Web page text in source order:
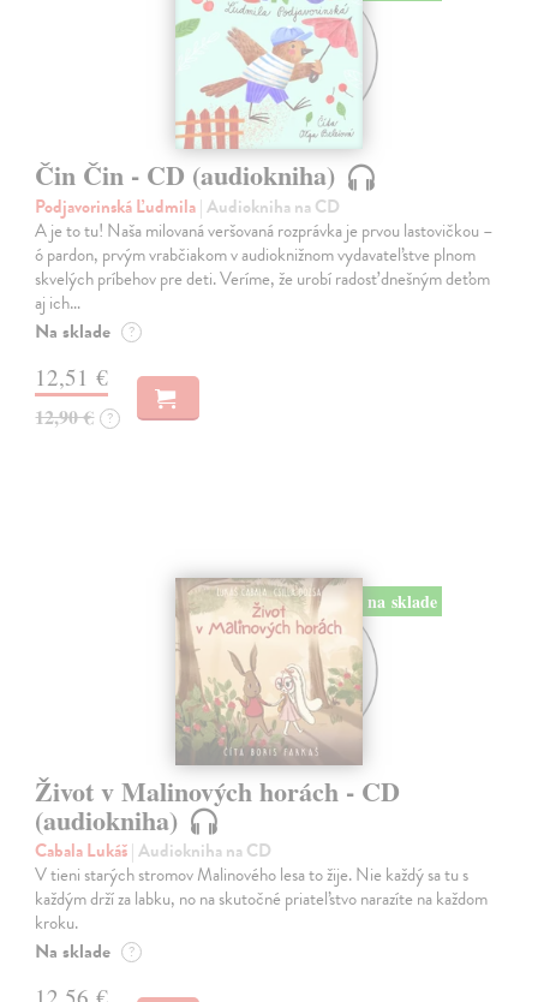
Čin Čin - CD (audiokniha)
Podjavorinská Ľudmila| Audiokniha na CD
A je to tu! Naša milovaná veršovaná rozprávka je prvou lastovičkou –
ó pardon, prvým vrabčiakom v audioknižnom vydavateľstve plnom
skvelých príbehov pre deti. Veríme, že urobí radosť dnešným deťom
aj ich…
Na sklade ?
12,51 €
12,90 € ?
na sklade
Život v Malinových horách - CD
(audiokniha)
Cabala Lukáš| Audiokniha na CD
V tieni starých stromov Malinového lesa to žije. Nie každý sa tu s
každým drží za labku, no na skutočné priateľstvo narazíte na každom
kroku.
Na sklade ?